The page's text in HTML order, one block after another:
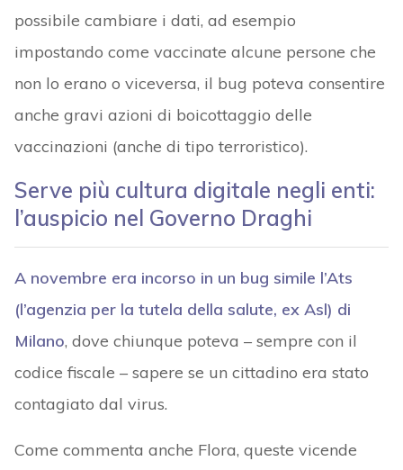
possibile cambiare i dati, ad esempio
impostando come vaccinate alcune persone che
non lo erano o viceversa, il bug poteva consentire
anche gravi azioni di boicottaggio delle
vaccinazioni (anche di tipo terroristico).
Serve più cultura digitale negli enti:
l’auspicio nel Governo Draghi
A novembre era incorso in un bug simile l’Ats
(l’agenzia per la tutela della salute, ex Asl) di
Milano, dove chiunque poteva – sempre con il
codice fiscale – sapere se un cittadino era stato
contagiato dal virus.
Come commenta anche Flora, queste vicende